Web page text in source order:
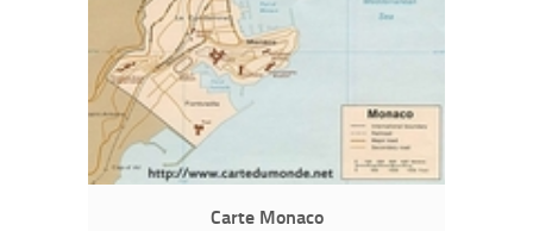
Carte Monaco